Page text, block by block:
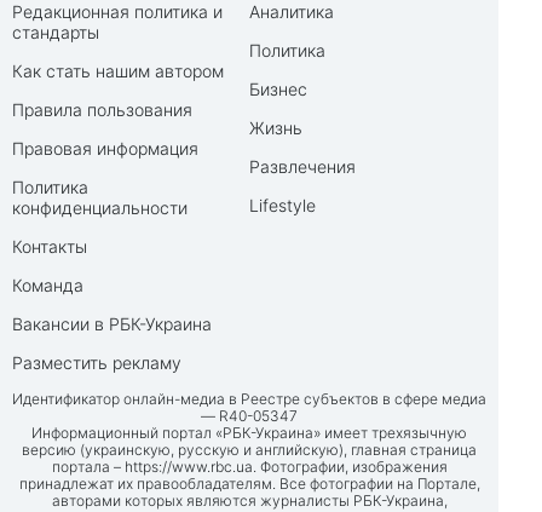
Редакционная политика и
стандарты
Как стать нашим автором
Правила пользования
Правовая информация
Политика
конфиденциальности
Контакты
Команда
Вакансии в РБК-Украина
Разместить рекламу
Аналитика
Политика
Бизнес
Жизнь
Развлечения
Lifestyle
Идентификатор онлайн-медиа в Реестре субъектов в сфере медиа
— R40-05347
Информационный портал «РБК-Украина» имеет трехязычную
версию (украинскую, русскую и английскую), главная страница
портала – https://www.rbc.ua. Фотографии, изображения
принадлежат их правообладателям. Все фотографии на Портале,
авторами которых являются журналисты РБК-Украина,